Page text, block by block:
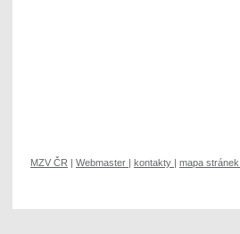
MZV ČR | Webmaster | kontakty | mapa stránek